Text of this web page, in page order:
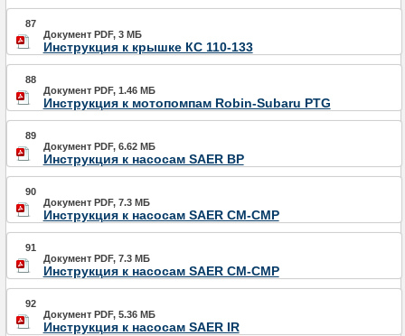
87
Документ PDF, 3 МБ
Инструкция к крышке КС 110-133
88
Документ PDF, 1.46 МБ
Инструкция к мотопомпам Robin-Subaru PTG
89
Документ PDF, 6.62 МБ
Инструкция к насосам SAER BP
90
Документ PDF, 7.3 МБ
Инструкция к насосам SAER CM-CMP
91
Документ PDF, 7.3 МБ
Инструкция к насосам SAER CM-CMP
92
Документ PDF, 5.36 МБ
Инструкция к насосам SAER IR